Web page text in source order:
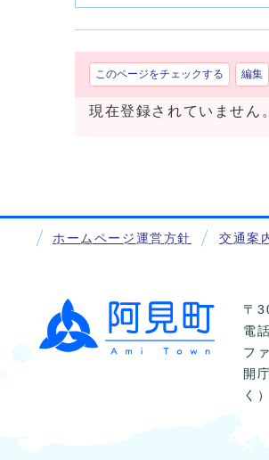
このページをチェックする 編集
現在登録されていません。
ホームページ運営方針 交通案
〒
電
フ
開
く）